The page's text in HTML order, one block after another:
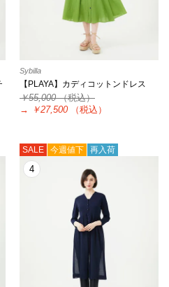
Sybilla
【PLAYA】カディコットンドレス
￥55,000（税込）
→
￥27,500 （税込）
SALE 今週値下 再入荷
4